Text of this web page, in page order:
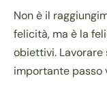
Non è il
felicità, ma è la
obiettivi.
importante passo